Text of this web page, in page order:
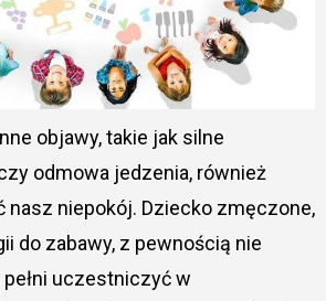
objawy, takie jak silne
odmowa jedzenia, również
nasz niepokój. Dziecko zmęczone,
do zabawy, z pewnością nie
uczestniczyć w